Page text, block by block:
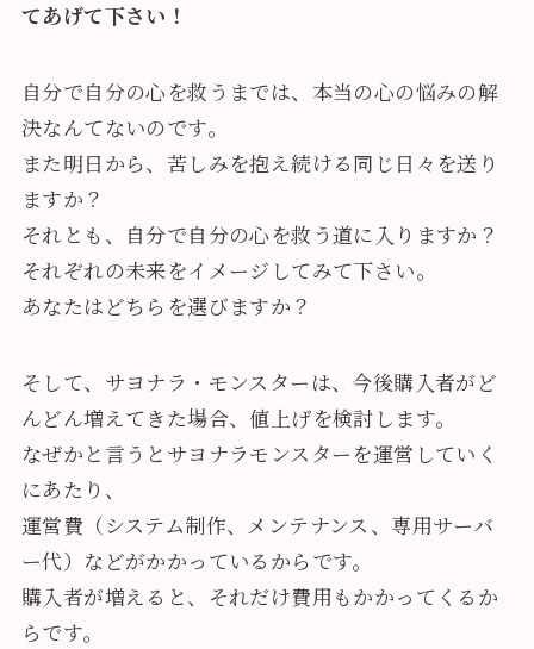
てあげて下さい！
自分で自分の心を救うまでは、本当の心の悩みの解
決なんてないのです。
また明日から、苦しみを抱え続ける同じ日々を送り
ますか？
それとも、自分で自分の心を救う道に入りますか？
それぞれの未来をイメージしてみて下さい。
あなたはどちらを選びますか？
そして、サヨナラ・モンスターは、今後購入者がど
んどん増えてきた場合、値上げを検討します。
なぜかと言うとサヨナラモンスターを運営していく
にあたり、
運営費（システム制作、メンテナンス、専用サーバ
ー代）などがかかっているからです。
購入者が増えると、それだけ費用もかかってくるか
らです。